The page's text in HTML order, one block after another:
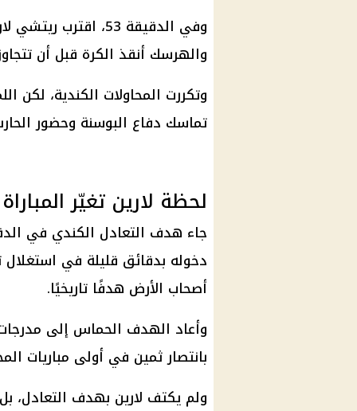
وفي الدقيقة 53،
والهرسك أنقذ الكرة قبل أن
وتكررت المحاولات الكندية، لكن
تماسك دفاع البوسنة وحضور
لحظة لارين تغيّر المباراة
دخوله بدقائق قليلة في
أصحاب الأرض هدفًا تاريخيًا.
وأعاد الهدف الحماس إلى مدرجات
بانتصار ثمين في أولى مباريات
ولم يكتف لارين بهدف التعادل،